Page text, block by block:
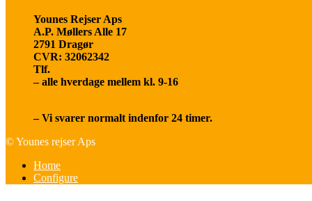
Younes Rejser Aps
A.P. Møllers Alle 17
2791 Dragør
CVR: 32062342
Tlf.
– alle hverdage mellem kl. 9-16
– Vi svarer normalt indenfor 24 timer.
© Younes rejser Aps
Home
Configure